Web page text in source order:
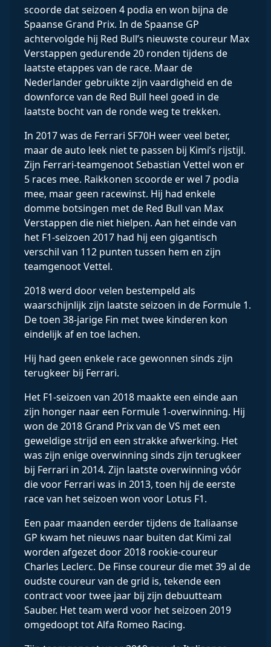
scoorde dat seizoen 4 podia en won bijna de
Spaanse Grand Prix. In de Spaanse GP
achtervolgde hij Red Bull’s nieuwste coureur Max
Verstappen gedurende 20 ronden tijdens de
laatste etappes van de race. Maar de
Nederlander gebruikte zijn vaardigheid en de
downforce van de Red Bull heel goed in de
laatste bocht van de ronde weg te trekken.
In 2017 was de Ferrari SF70H weer veel beter,
maar de auto leek niet te passen bij Kimi’s rijstijl.
Zijn Ferrari-teamgenoot Sebastian Vettel won er
5 races mee. Raikkonen scoorde er wel 7 podia
mee, maar geen racewinst. Hij had enkele
domme botsingen met de Red Bull van Max
Verstappen die niet hielpen. Aan het einde van
het F1-seizoen 2017 had hij een gigantisch
verschil van 112 punten tussen hem en zijn
teamgenoot Vettel.
2018 werd door velen bestempeld als
waarschijnlijk zijn laatste seizoen in de Formule 1.
De toen 38-jarige Fin met twee kinderen kon
eindelijk af en toe lachen.
Hij had geen enkele race gewonnen sinds zijn
terugkeer bij Ferrari.
Het F1-seizoen van 2018 maakte een einde aan
zijn honger naar een Formule 1-overwinning. Hij
won de 2018 Grand Prix van de VS met een
geweldige strijd en een strakke afwerking. Het
was zijn enige overwinning sinds zijn terugkeer
bij Ferrari in 2014. Zijn laatste overwinning vóór
die voor Ferrari was in 2013, toen hij de eerste
race van het seizoen won voor Lotus F1.
Een paar maanden eerder tijdens de Italiaanse
GP kwam het nieuws naar buiten dat Kimi zal
worden afgezet door 2018 rookie-coureur
Charles Leclerc. De Finse coureur die met 39 al de
oudste coureur van de grid is, tekende een
contract voor twee jaar bij zijn debuutteam
Sauber. Het team werd voor het seizoen 2019
omgedoopt tot Alfa Romeo Racing.